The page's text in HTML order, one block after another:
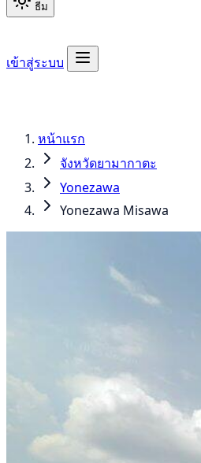
ธีม
เข้าสู่ระบบ
หน้าแรก
จังหวัดยามากาตะ
Yonezawa
Yonezawa Misawa